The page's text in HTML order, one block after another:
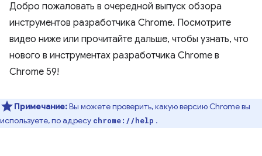
Добро пожаловать в очередной выпуск обзора
инструментов разработчика Chrome. Посмотрите
видео ниже или прочитайте дальше, чтобы узнать, что
нового в инструментах разработчика Chrome в
Chrome 59!
Примечание:Вы можете проверить, какую версию Chrome вы
используете, по адресу chrome://help .